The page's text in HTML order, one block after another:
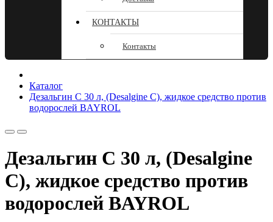
КОНТАКТЫ
Контакты
Каталог
Дезальгин С 30 л, (Desalgine С), жидкое средство против
водорослей BAYROL
Дезальгин С 30 л, (Desalgine
С), жидкое средство против
водорослей BAYROL